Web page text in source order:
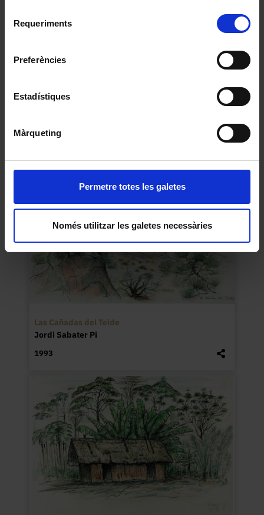
consultar laPolítica de galetes del lloc web de la
Requeriments
Preferències
Estadístiques
Màrqueting
Permetre totes les galetes
Només utilitzar les galetes necessàries
1953
Las Cañadas del Teide
Jordi Sabater Pi
1993